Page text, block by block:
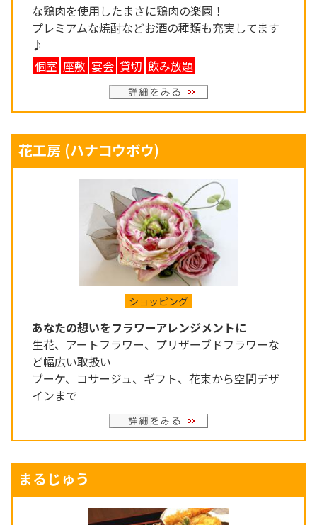
な鶏肉を使用したまさに鶏肉の楽園！
プレミアムな焼酎などお酒の種類も充実してます
♪
個室 座敷 宴会 貸切 飲み放題
花工房 (ハナコウボウ)
ショッピング
あなたの想いをフラワーアレンジメントに
生花、アートフラワー、プリザーブドフラワーな
ど幅広い取扱い
ブーケ、コサージュ、ギフト、花束から空間デザ
インまで
まるじゅう